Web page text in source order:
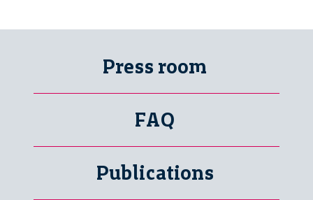
Press room
FAQ
Publications